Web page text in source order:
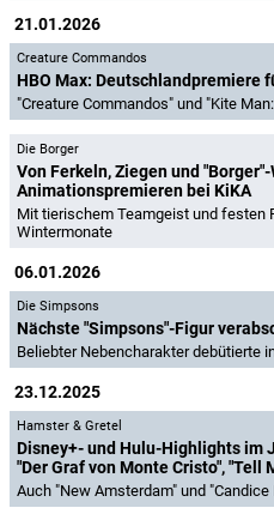
21.01.2026
Creature Commandos
HBO Max: Deutschlandpremiere
"Creature Commandos" und "Kite
Die Borger
Von Ferkeln, Ziegen und
Animationspremieren bei KiKA
Mit tierischem Teamgeist und festen
Wintermonate
06.01.2026
Die Simpsons
Nächste "Simpsons"-Figur
Beliebter Nebencharakter debütierte
23.12.2025
Hamster & Gretel
Disney+- und Hulu-Highlights im
"Der Graf von Monte Cristo", "Tell
Auch "New Amsterdam" und